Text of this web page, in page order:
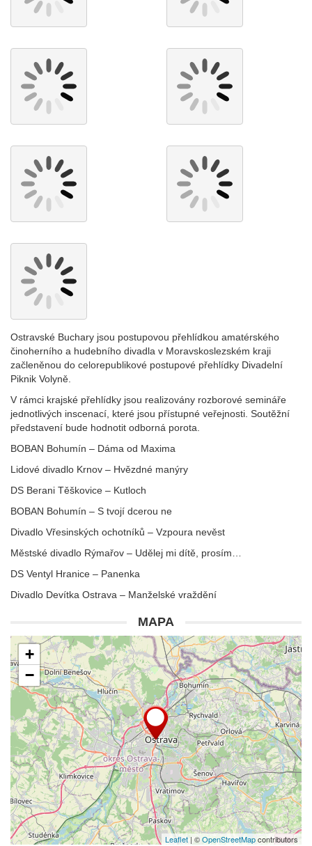
Ostravské Buchary jsou postupovou přehlídkou amatérského
činoherního a hudebního divadla v Moravskoslezském kraji
začleněnou do celorepublikové postupové přehlídky Divadelní
Piknik Volyně.
V rámci krajské přehlídky jsou realizovány rozborové semináře
jednotlivých inscenací, které jsou přístupné veřejnosti. Soutěžní
představení bude hodnotit odborná porota.
BOBAN Bohumín – Dáma od Maxima
Lidové divadlo Krnov – Hvězdné manýry
DS Berani Těškovice – Kutloch
BOBAN Bohumín – S tvojí dcerou ne
Divadlo Vřesinských ochotníků – Vzpoura nevěst
Městské divadlo Rýmařov – Udělej mi dítě, prosím…
DS Ventyl Hranice – Panenka
Divadlo Devítka Ostrava – Manželské vraždění
MAPA
+
−
Leaflet | ©OpenStreetMapcontributors